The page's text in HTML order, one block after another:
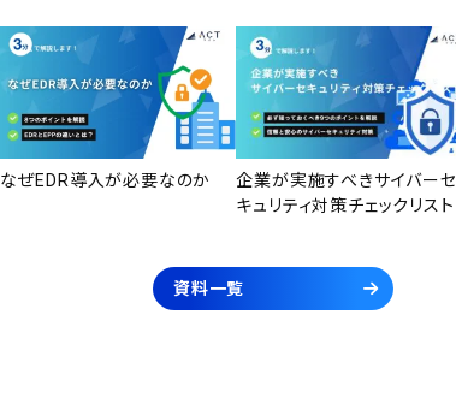
なぜEDR導入が必要なのか
企業が実施すべきサイバーセ
キュリティ対策チェックリスト
資料一覧